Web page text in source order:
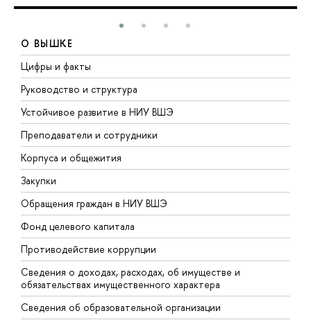
О ВЫШКЕ
Цифры и факты
Руководство и структура
Устойчивое развитие в НИУ ВШЭ
Преподаватели и сотрудники
Корпуса и общежития
Закупки
Обращения граждан в НИУ ВШЭ
Фонд целевого капитала
Противодействие коррупции
Сведения о доходах, расходах, об имуществе и
обязательствах имущественного характера
Сведения об образовательной организации